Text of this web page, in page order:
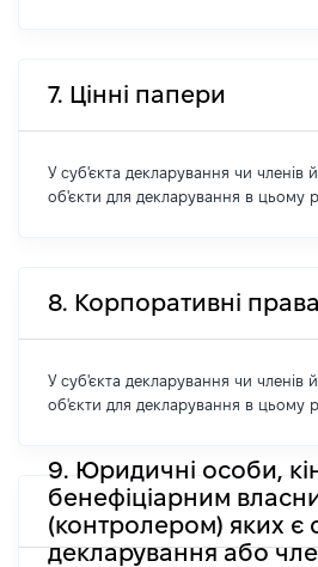
7. Цінні папери
У суб'єкта декларування чи членів
об'єкти для декларування в цьому
8. Корпоративні права
У суб'єкта декларування чи членів
об'єкти для декларування в цьому
9. Юридичні особи,
бенефіціарним
(контролером) яких є
декларування або